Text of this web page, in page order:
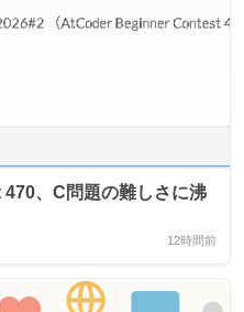
、C問題の難しさに沸
12時間前